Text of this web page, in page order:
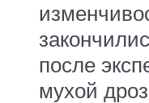
после
мухой